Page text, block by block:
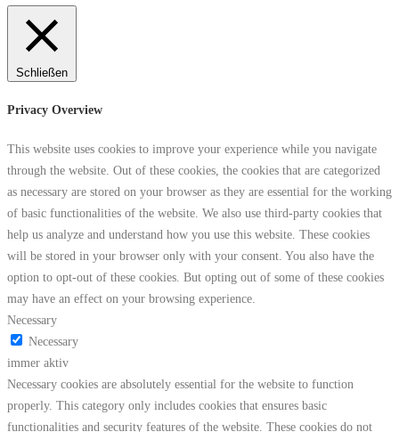
Schließen
Privacy Overview
This website uses cookies to improve your experience while you navigate
through the website. Out of these cookies, the cookies that are categorized
as necessary are stored on your browser as they are essential for the working
of basic functionalities of the website. We also use third-party cookies that
help us analyze and understand how you use this website. These cookies
will be stored in your browser only with your consent. You also have the
option to opt-out of these cookies. But opting out of some of these cookies
may have an effect on your browsing experience.
Necessary
Necessary
immer aktiv
Necessary cookies are absolutely essential for the website to function
properly. This category only includes cookies that ensures basic
functionalities and security features of the website. These cookies do not